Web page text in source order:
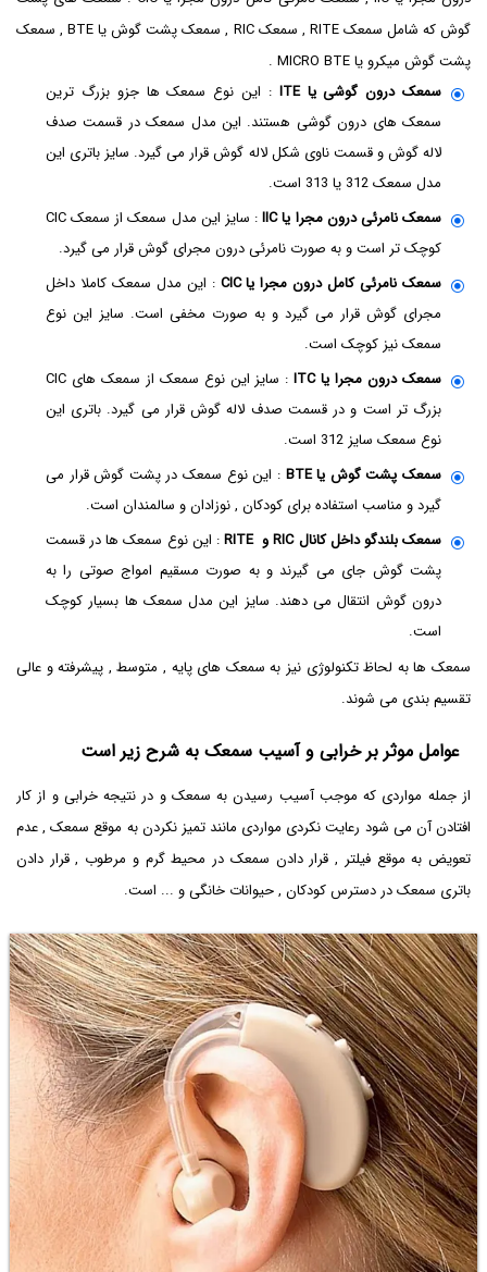
گوش که شامل سمعک RITE , سمعک RIC , سمعک پشت گوش یا BTE , سمعک
پشت گوش میکرو یا MICRO BTE .
سمعک درون گوشی یا ITE
: این نوع سمعک ها جزو بزرگ ترین
سمعک های درون گوشی هستند. این مدل سمعک در قسمت صدف
لاله گوش و قسمت ناوی شکل لاله گوش قرار می گیرد. سایز باتری این
مدل سمعک 312 یا 313 است.
سمعک نامرئی درون مجرا یا IIC
: سایز این مدل سمعک از سمعک CIC
کوچک تر است و به صورت نامرئی درون مجرای گوش قرار می گیرد.
سمعک نامرئی کامل درون مجرا یا CIC
: این مدل سمعک کاملا داخل
مجرای گوش قرار می گیرد و به صورت مخفی است. سایز این نوع
سمعک نیز کوچک است.
سمعک درون مجرا یا ITC
: سایز این نوع سمعک از سمعک های CIC
بزرگ تر است و در قسمت صدف لاله گوش قرار می گیرد. باتری این
نوع سمعک سایز 312 است.
سمعک پشت گوش یا BTE
: این نوع سمعک در پشت گوش قرار می
گیرد و مناسب استفاده برای کودکان , نوزادان و سالمندان است.
سمعک بلندگو داخل کانال RIC و RITE
: این نوع سمعک ها در قسمت
پشت گوش جای می گیرند و به صورت مسقیم امواج صوتی را به
درون گوش انتقال می دهند. سایز این مدل سمعک ها بسیار کوچک
است.
سمعک ها به لحاظ تکنولوژی نیز به سمعک های پایه , متوسط , پیشرفته و عالی
تقسیم بندی می شوند.
عوامل موثر بر خرابی و آسیب سمعک به شرح زیر است
از جمله مواردی که موجب آسیب رسیدن به سمعک و در نتیجه خرابی و از کار
افتادن آن می شود رعایت نکردی مواردی مانند تمیز نکردن به موقع سمعک , عدم
تعویض به موقع فیلتر , قرار دادن سمعک در محیط گرم و مرطوب , قرار دادن
باتری سمعک در دسترس کودکان , حیوانات خانگی و ... است.